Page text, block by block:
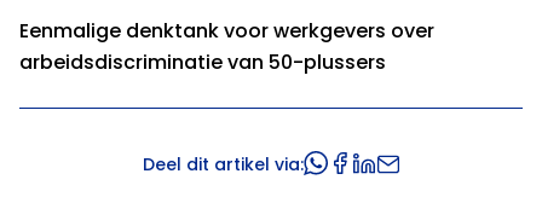
Eenmalige denktank voor werkgevers over
arbeidsdiscriminatie van 50-plussers
Deel dit artikel via: